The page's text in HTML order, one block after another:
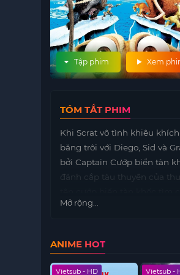
Xem
Tập phim
TÓM TẮT PHIM
Khi Scrat vô tình khiêu
băng trôi với Diego, Sid và
bởi Captain Cướp biển tàn
đánh cắp tàu thuyền của
Mở rộng...
ANIME HOT
Vietsub - HD Vietsub -